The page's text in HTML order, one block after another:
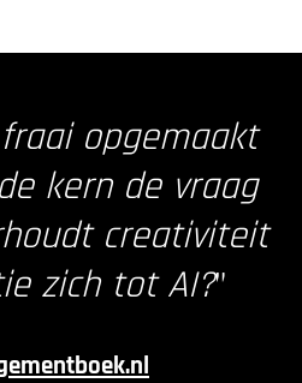
opgemaakt
kern de vraag
creativiteit
zich tot AI?”